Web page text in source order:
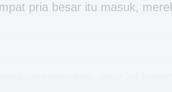
pria besar itu masuk,